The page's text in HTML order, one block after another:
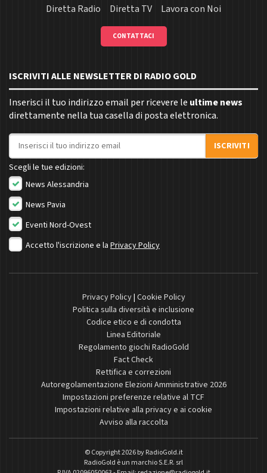
Diretta Radio
Diretta TV Lavora con Noi
CONTATTACI
ISCRIVITI ALLE NEWSLETTER DI RADIO GOLD
Inserisci il tuo indirizzo email per ricevere le ultime news
direttamente nella tua casella di posta elettronica.
Indirizzo email
ISCRIVITI
Scegli le tue edizioni:
News Alessandria
News Pavia
Eventi Nord-Ovest
Accetto l'iscrizione e la Privacy Policy
Privacy Policy| Cookie Policy
Politica sulla diversità e inclusione
Codice etico e di condotta
Linea Editoriale
Regolamento giochi RadioGold
Fact Check
Rettifica e correzioni
Autoregolamentazione Elezioni Amministrative 2026
Impostazioni preferenze relative al TCF
Impostazioni relative alla privacy e ai cookie
Avviso alla raccolta
© Copyright 2026 byRadioGold.it
RadioGold è un marchio S.E.R. srl